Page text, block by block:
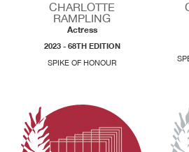
CHARLOTTE
RAMPLING
Actress
2023 - 68TH EDITION
SPIKE OF HONOUR